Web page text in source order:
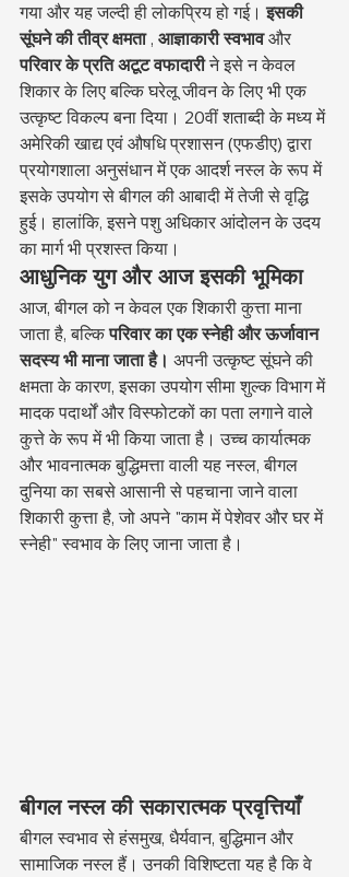
गया और यह जल्दी ही लोकप्रिय हो गई। इसकी
सूंघने की तीव्र क्षमता , आज्ञाकारी स्वभाव और
परिवार के प्रति अटूट वफादारी ने इसे न केवल
शिकार के लिए बल्कि घरेलू जीवन के लिए भी एक
उत्कृष्ट विकल्प बना दिया। 20वीं शताब्दी के मध्य में
अमेरिकी खाद्य एवं औषधि प्रशासन (एफडीए) द्वारा
प्रयोगशाला अनुसंधान में एक आदर्श नस्ल के रूप में
इसके उपयोग से बीगल की आबादी में तेजी से वृद्धि
हुई। हालांकि, इसने पशु अधिकार आंदोलन के उदय
का मार्ग भी प्रशस्त किया।
आधुनिक युग और आज इसकी भूमिका
आज, बीगल को न केवल एक शिकारी कुत्ता माना
जाता है, बल्कि परिवार का एक स्नेही और ऊर्जावान
सदस्य भी माना जाता है। अपनी उत्कृष्ट सूंघने की
क्षमता के कारण, इसका उपयोग सीमा शुल्क विभाग में
मादक पदार्थों और विस्फोटकों का पता लगाने वाले
कुत्ते के रूप में भी किया जाता है। उच्च कार्यात्मक
और भावनात्मक बुद्धिमत्ता वाली यह नस्ल, बीगल
दुनिया का सबसे आसानी से पहचाना जाने वाला
शिकारी कुत्ता है, जो अपने "काम में पेशेवर और घर में
स्नेही" स्वभाव के लिए जाना जाता है।
बीगल नस्ल की सकारात्मक प्रवृत्तियाँ
बीगल स्वभाव से हंसमुख, धैर्यवान, बुद्धिमान और
सामाजिक नस्ल हैं। उनकी विशिष्टता यह है कि वे